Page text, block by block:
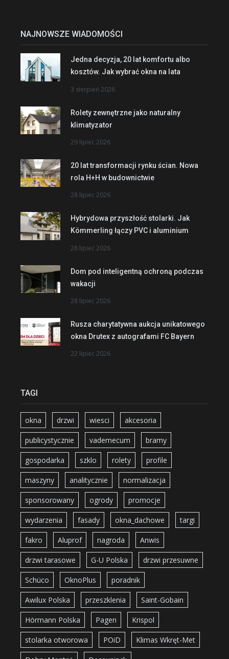
NAJNOWSZE WIADOMOŚCI
Jedna decyzja, 20 lat komfortu albo
kosztów. Jak wybrać okna na lata
3 sierpień 2026
Rolety zewnętrzne jako naturalny
klimatyzator
29 lipiec 2026
20 lat transformacji rynku ścian. Nowa
rola H+H w budownictwie
28 lipiec 2026
Hybrydowa przyszłość stolarki. Jak
Kömmerling łączy PVC i aluminium
28 lipiec 2026
Dom pod inteligentną ochroną podczas
wakacji
28 lipiec 2026
Rusza charytatywna aukcja unikatowego
okna Drutex z autografami FC Bayern
22 lipiec 2026
TAGI
okna drzwi wiesci akcesoria
publicystycznie vademecum bramy
gospodarka szklo rolety profile
maszyny analitycznie normalizacja
sponsorowany ogrody promocje
wydarzenia fasady okna_dachowe targi
fakro Aluprof nagroda Anwis
drzwi tarasowe G-U Polska drzwi przesuwne
Schüco OknoPlus poradnik
Awilux Polska przeszklenia Saint-Gobain
Hörmann Polska Pagen Krispol
stolarka otworowa POiD Klimas Wkręt-Met